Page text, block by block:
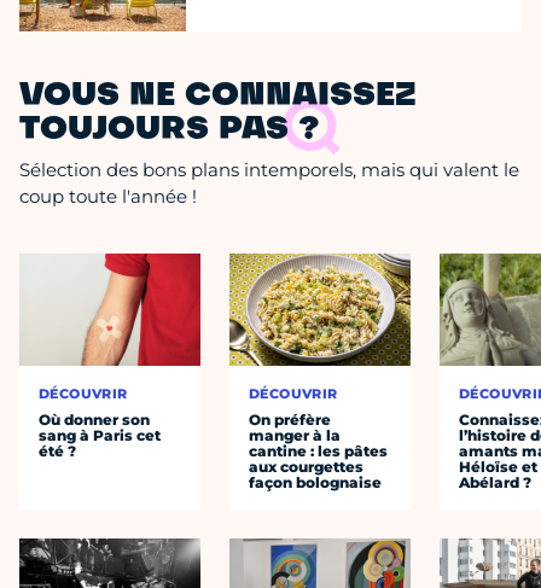
VOUS NE CONNAISSEZ
TOUJOURS PAS ?
Sélection des bons plans intemporels, mais qui valent le
coup toute l'année !
DÉCOUVRIR
Où donner son
sang à Paris cet
été ?
DÉCOUVRIR
On préfère
manger à la
cantine : les pâtes
aux courgettes
façon bolognaise
l’histoire
amants
Héloïse et
Abélard ?